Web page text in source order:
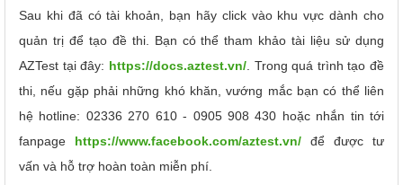
Sau khi đã có tài khoản, bạn hãy click vào khu vực dành cho
quản trị để tạo đề thi. Bạn có thể tham khảo tài liệu sử dụng
AZTest tại đây: https://docs.aztest.vn/. Trong quá trình tạo đề
thi, nếu gặp phải những khó khăn, vướng mắc bạn có thể liên
hệ hotline: 02336 270 610 - 0905 908 430 hoặc nhắn tin tới
fanpage
https://www.facebook.com/aztest.vn/
để được tư
vấn và hỗ trợ hoàn toàn miễn phí.